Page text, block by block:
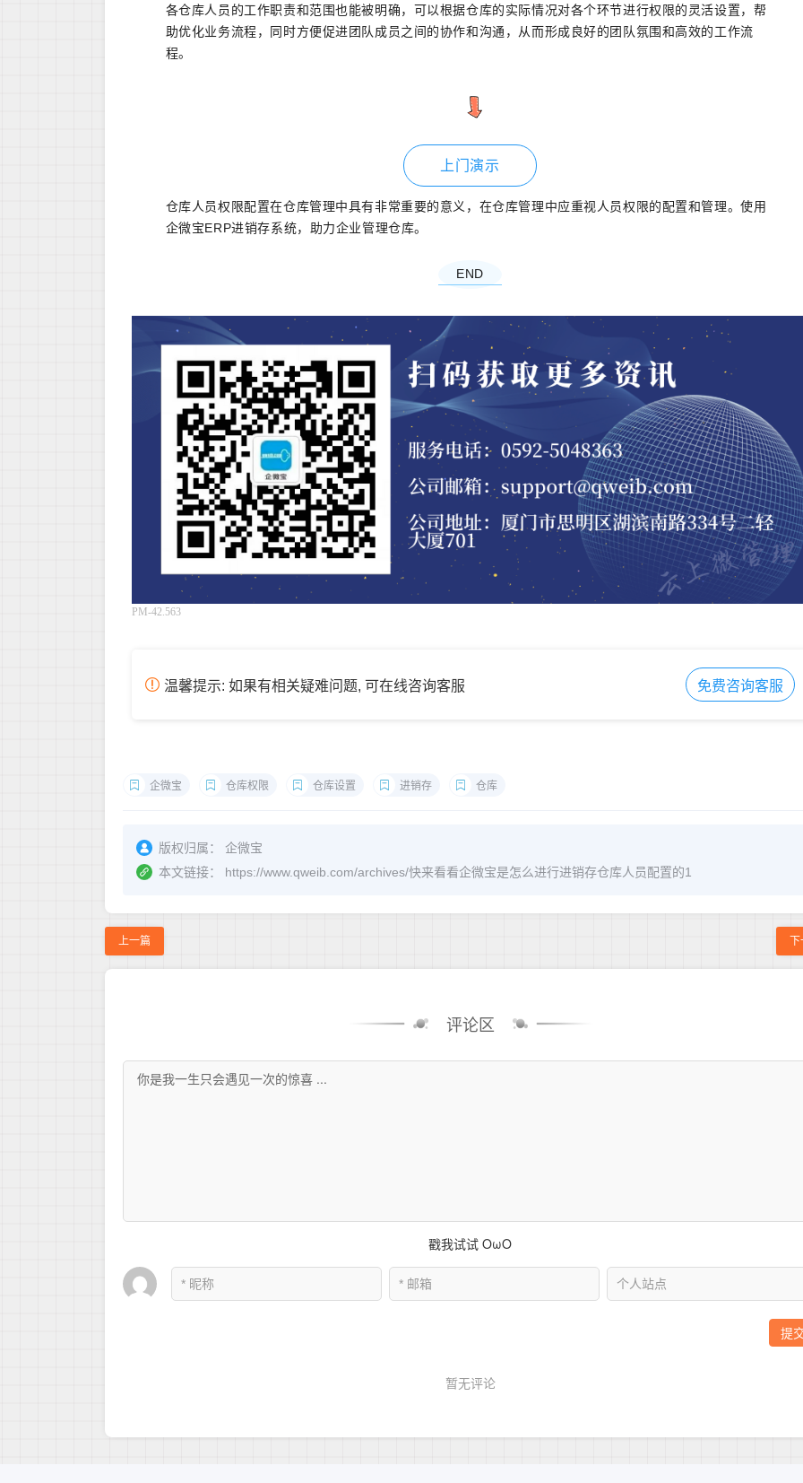
各仓库人员的工作职责和范围也能被明确，可以根据仓库的实际情况对各个环节进行权限的灵活设置，帮
助优化业务流程，同时方便促进团队成员之间的协作和沟通，从而形成良好的团队氛围和高效的工作流
程。
上门演示
仓库人员权限配置在仓库管理中具有非常重要的意义，在仓库管理中应重视人员权限的配置和管理。使用
企微宝ERP进销存系统，助力企业管理仓库。
END
PM-42.563
温馨提示: 如果有相关疑难问题, 可在线咨询客服 免费咨询客服
企微宝 仓库权限 仓库设置 进销存 仓库
版权归属：
企微宝
本文链接：
https://www.qweib.com/archives/快来看看企微宝是怎么进行进销存仓库人员配置的1
上一篇
评论区